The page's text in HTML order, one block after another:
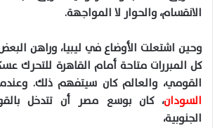
الانقسام، والحوار لا المواجهة.
وحين اشتعلت الأوضاع في ليبيا، وراهن
كل المبررات متاحة أمام القاهرة للتحرك
القومي، والعالم كان سيتفهم ذلك.
السودان، كان بوسع مصر أن تتدخل
الجنوبية،